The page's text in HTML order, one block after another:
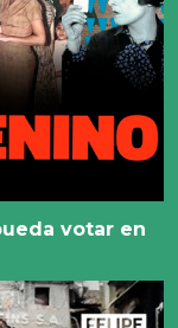
votar en